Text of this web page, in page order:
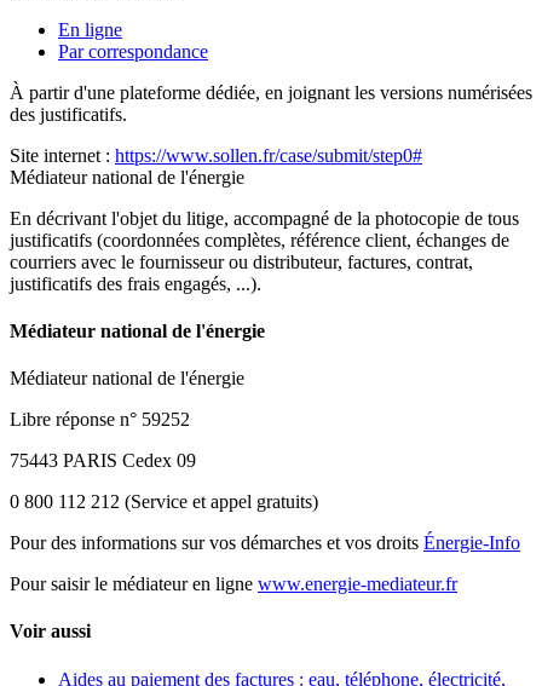
En ligne
Par correspondance
À partir d'une plateforme dédiée, en joignant les versions numérisées
des justificatifs.
Site internet : https://www.sollen.fr/case/submit/step0#
Médiateur national de l'énergie
En décrivant l'objet du litige, accompagné de la photocopie de tous
justificatifs (coordonnées complètes, référence client, échanges de
courriers avec le fournisseur ou distributeur, factures, contrat,
justificatifs des frais engagés, ...).
Médiateur national de l'énergie
Médiateur national de l'énergie
Libre réponse n° 59252
75443 PARIS Cedex 09
0 800 112 212 (Service et appel gratuits)
Pour des informations sur vos démarches et vos droits Énergie-Info
Pour saisir le médiateur en ligne www.energie-mediateur.fr
Voir aussi
Aides au paiement des factures : eau, téléphone, électricité,